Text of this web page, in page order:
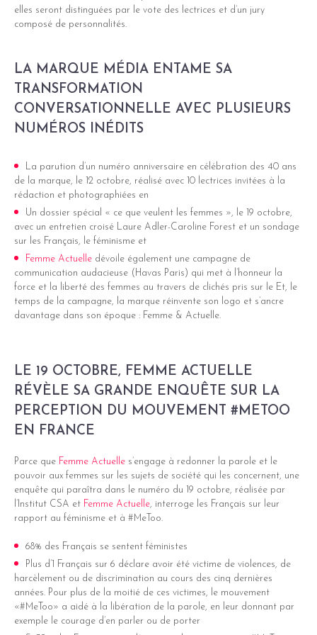
elles seront distinguées par le vote des lectrices et d’un jury
composé de personnalités.
LA MARQUE MÉDIA ENTAME SA
TRANSFORMATION
CONVERSATIONNELLE AVEC PLUSIEURS
NUMÉROS INÉDITS
La parution d’un numéro anniversaire en célébration des 40 ans
de la marque, le 12 octobre, réalisé avec 10 lectrices invitées à la
rédaction et photographiées en
Un dossier spécial « ce que veulent les femmes », le 19 octobre,
avec un entretien croisé Laure Adler-Caroline Forest et un sondage
sur les Français, le féminisme et
Femme Actuelle dévoile également une campagne de
communication audacieuse (Havas Paris) qui met à l’honneur la
force et la liberté des femmes au travers de clichés pris sur le Et, le
temps de la campagne, la marque réinvente son logo et s’ancre
davantage dans son époque : Femme & Actuelle.
LE 19 OCTOBRE, FEMME ACTUELLE
RÉVÈLE SA GRANDE ENQUÊTE SUR LA
PERCEPTION DU MOUVEMENT #METOO
EN FRANCE
Parce que Femme Actuelle s’engage à redonner la parole et le
pouvoir aux femmes sur les sujets de société qui les concernent, une
enquête qui paraîtra dans le numéro du 19 octobre, réalisée par
l’Institut CSA et Femme Actuelle , interroge les Français sur leur
rapport au féminisme et à #MeToo.
68% des Français se sentent féministes
Plus d’1 Français sur 6 déclare avoir été victime de violences, de
harcèlement ou de discrimination au cours des cinq dernières
années. Pour plus de la moitié de ces victimes, le mouvement
«#MeToo» a aidé à la libération de la parole, en leur donnant par
exemple le courage d’en parler ou de porter